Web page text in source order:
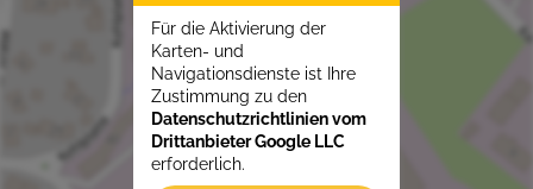
Für die Aktivierung der
Karten- und
Navigationsdienste ist Ihre
Zustimmung zu den
Datenschutzrichtlinien vom
Drittanbieter Google LLC
erforderlich.